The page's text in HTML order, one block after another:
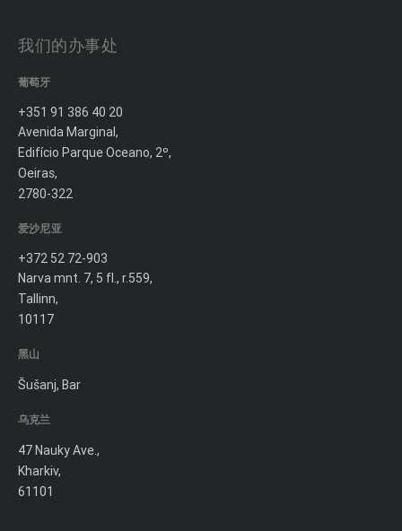
我们的办事处
葡萄牙
+351 91 386 40 20
Avenida Marginal,
Edifício Parque Oceano, 2º,
Oeiras,
2780-322
爱沙尼亚
+372 52 72-903
Narva mnt. 7, 5 fl., r.559,
Tallinn,
10117
黑山
Šušanj, Bar
乌克兰
47 Nauky Ave.,
Kharkiv,
61101